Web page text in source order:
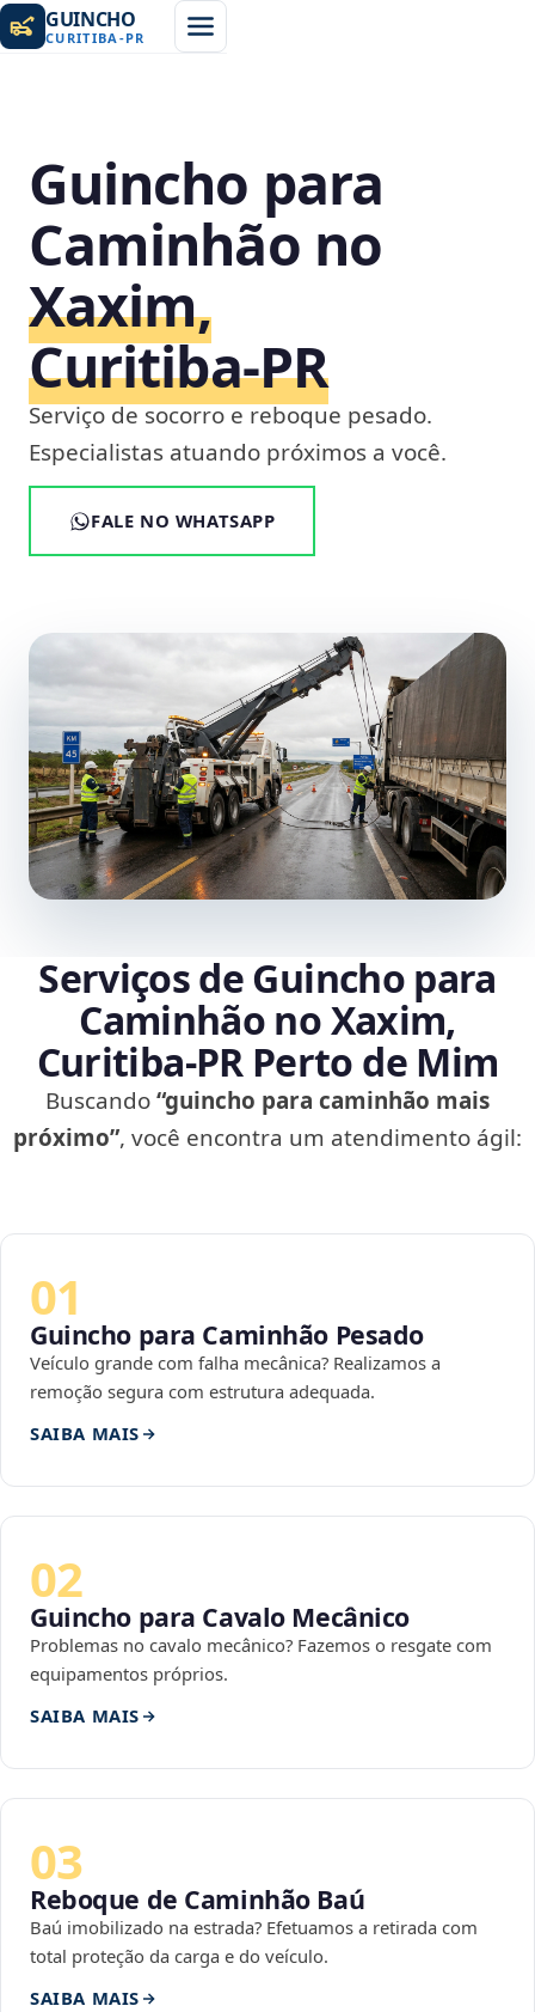
GUINCHO
CURITIBA -PR
Guincho para
Caminhão no
Xaxim,
Curitiba‑PR
Serviço de socorro e reboque pesado.
Especialistas atuando próximos a você.
FALE NO WHATSAPP
Serviços de Guincho para
Caminhão no Xaxim,
Curitiba‑PR Perto de Mim
Buscando“guincho para caminhão mais
próximo”, você encontra um atendimento ágil:
01
Guincho para Caminhão Pesado
Veículo grande com falha mecânica? Realizamos a
remoção segura com estrutura adequada.
SAIBA MAIS
02
Guincho para Cavalo Mecânico
Problemas no cavalo mecânico? Fazemos o resgate com
equipamentos próprios.
SAIBA MAIS
03
Reboque de Caminhão Baú
Baú imobilizado na estrada? Efetuamos a retirada com
total proteção da carga e do veículo.
SAIBA MAIS